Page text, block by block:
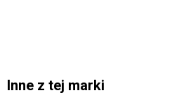
Inne z tej marki